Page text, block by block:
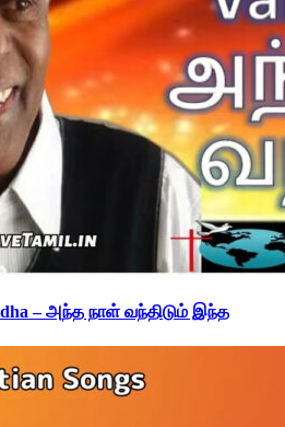
– அந்த நாள் வந்திடும் இந்த